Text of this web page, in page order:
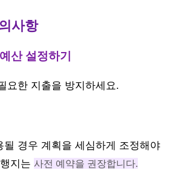
사항
산 설정하기
요한 지출을 방지하세요.
될 경우 계획을 세심하게 조정해야
지는 사전 예약을 권장합니다.